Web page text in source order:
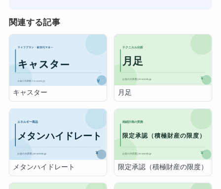
関連する記事
キャスター 月足
メタンハイドレート 限定承認（積極財産の限度）